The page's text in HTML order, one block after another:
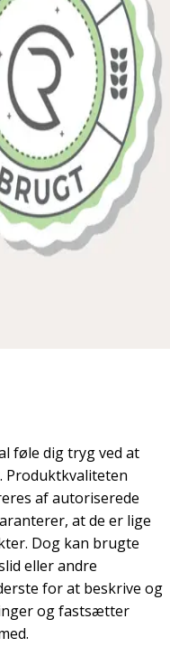
føle dig tryg ved at
Produktkvaliteten
af autoriserede
at de er lige
Dog kan brugte
eller andre
for at beskrive og
og fastsætter